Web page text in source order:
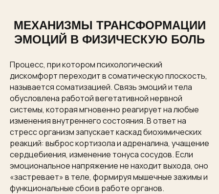
МЕХАНИЗМЫ ТРАНСФОРМАЦИИ
ЭМОЦИЙ В ФИЗИЧЕСКУЮ БОЛЬ
Процесс, при котором психологический
дискомфорт переходит в соматическую плоскость,
называется соматизацией. Связь эмоций и тела
обусловлена работой вегетативной нервной
системы, которая мгновенно реагирует на любые
изменения внутреннего состояния. В ответ на
стресс организм запускает каскад биохимических
реакций: выброс кортизола и адреналина, учащение
сердцебиения, изменение тонуса сосудов. Если
эмоциональное напряжение не находит выхода, оно
«застревает» в теле, формируя мышечные зажимы и
функциональные сбои в работе органов.